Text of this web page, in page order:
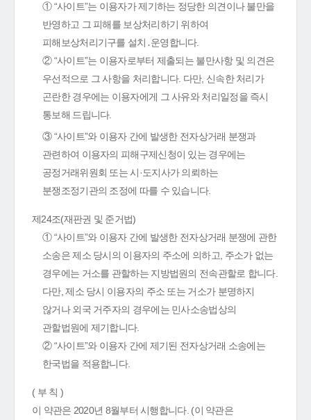
① “사이트”는 이용자가 제기하는 정당한 의견이나 불만을
반영하고 그 피해를 보상처리하기 위하여
피해보상처리기구를 설치․운영합니다.
② “사이트”는 이용자로부터 제출되는 불만사항 및 의견은
우선적으로 그 사항을 처리합니다. 다만, 신속한 처리가
곤란한 경우에는 이용자에게 그 사유와 처리일정을 즉시
통보해 드립니다.
③ “사이트”와 이용자 간에 발생한 전자상거래 분쟁과
관련하여 이용자의 피해구제신청이 있는 경우에는
공정거래위원회 또는 시·도지사가 의뢰하는
분쟁조정기관의 조정에 따를 수 있습니다.
제24조(재판권 및 준거법)
① “사이트”와 이용자 간에 발생한 전자상거래 분쟁에 관한
소송은 제소 당시의 이용자의 주소에 의하고, 주소가 없는
경우에는 거소를 관할하는 지방법원의 전속관할로 합니다.
다만, 제소 당시 이용자의 주소 또는 거소가 분명하지
않거나 외국 거주자의 경우에는 민사소송법상의
관할법원에 제기합니다.
② “사이트”와 이용자 간에 제기된 전자상거래 소송에는
한국법을 적용합니다.
( 부 칙 )
이 약관은 2020년 8월부터 시행합니다. (이 약관은